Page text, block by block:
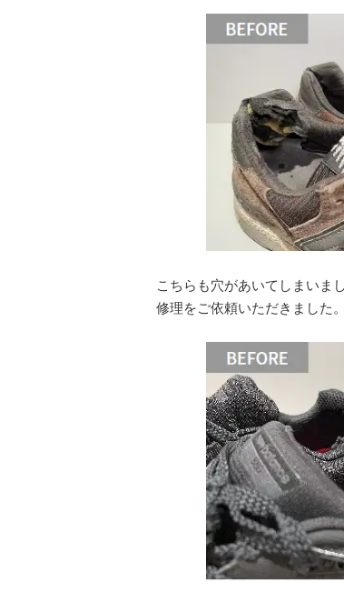
こちらも穴があいてしまいま
修理をご依頼いただきました